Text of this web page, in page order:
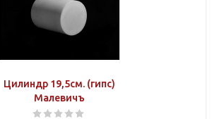
Цилиндр 19,5см. (гипс)
Малевичъ